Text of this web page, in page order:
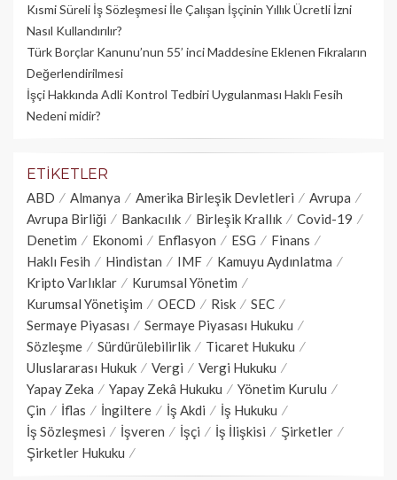
Kısmi Süreli İş Sözleşmesi İle Çalışan İşçinin Yıllık Üc­retli İzni
Nasıl Kullandırılır?
Türk Borçlar Kanunu’nun 55’ inci Maddesine Eklenen Fıkraların
Değerlendirilmesi
İşçi Hakkında Adli Kontrol Tedbiri Uygulanması Haklı Fesih
Nedeni midir?
ETIKETLER
ABD Almanya Amerika Birleşik Devletleri
Avrupa
Avrupa Birliği
Bankacılık Birleşik Krallık
Covid-19
Denetim
Ekonomi Enflasyon ESG
Finans
Haklı Fesih
Hindistan IMF
Kamuyu Aydınlatma
Kripto Varlıklar
Kurumsal Yönetim
Kurumsal Yönetişim
OECD Risk
SEC
Sermaye Piyasası
Sermaye Piyasası Hukuku
Sözleşme
Sürdürülebilirlik
Ticaret Hukuku
Uluslararası Hukuk
Vergi
Vergi Hukuku
Yapay Zeka
Yapay Zekâ Hukuku
Yönetim Kurulu
Çin
İflas İngiltere İş Akdi
İş Hukuku
İş Sözleşmesi
İşveren İşçi İş İlişkisi
Şirketler
Şirketler Hukuku